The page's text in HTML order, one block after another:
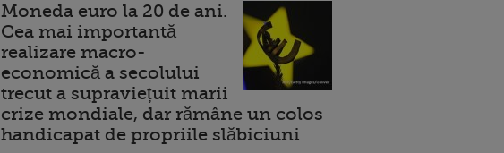
Moneda euro la 20 de ani.
Cea mai importantă
realizare macro-
economică a secolului
trecut a supraviețuit marii
crize mondiale, dar rămâne un colos
handicapat de propriile slăbiciuni